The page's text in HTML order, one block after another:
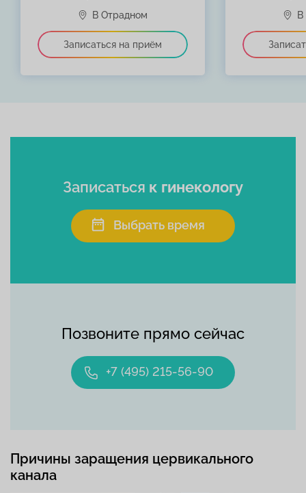
Позвоните прямо сейчас
+7 (495) 215-56-90
Записаться к гинекологу
Выбрать время
Причины заращения цервикального
канала